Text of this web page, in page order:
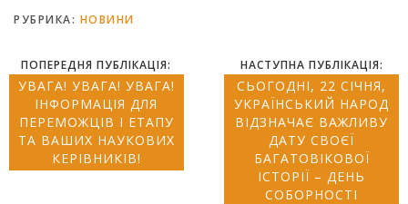
РУБРИКА: НОВИНИ
ПОПЕРЕДНЯ ПУБЛІКАЦІЯ:
УВАГА! УВАГА! УВАГА!
ІНФОРМАЦІЯ ДЛЯ
ПЕРЕМОЖЦІВ І ЕТАПУ
ТА ВАШИХ НАУКОВИХ
КЕРІВНИКІВ!
НАСТУПНА ПУБЛІКАЦІЯ:
СЬОГОДНІ, 22 СІЧНЯ,
УКРАЇНСЬКИЙ НАРОД
ВІДЗНАЧАЄ ВАЖЛИВУ
ДАТУ СВОЄЇ
БАГАТОВІКОВОЇ
ІСТОРІЇ – ДЕНЬ
СОБОРНОСТІ